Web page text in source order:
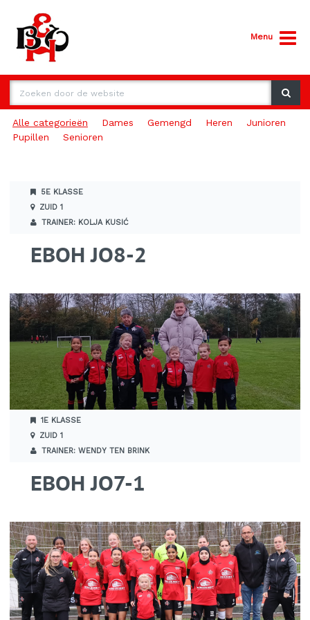
Menu
Alle categorieën Dames Gemengd Heren
Junioren
Pupillen
Senioren
5E KLASSE
ZUID 1
TRAINER: KOLJA KUSIĆ
EBOH JO8-2
1E KLASSE
ZUID 1
TRAINER: WENDY TEN BRINK
EBOH JO7-1